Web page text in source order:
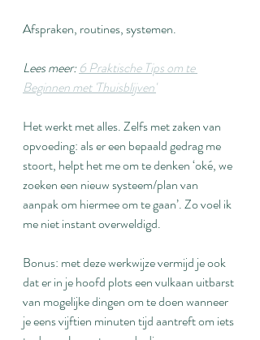
Afspraken, routines, systemen.
Lees meer: 6 Praktische Tips om te
Beginnen met 'Thuisblijven'
Het werkt met alles. Zelfs met zaken van
opvoeding: als er een bepaald gedrag me
stoort, helpt het me om te denken ‘oké, we
zoeken een nieuw systeem/plan van
aanpak om hiermee om te gaan’. Zo voel ik
me niet instant overweldigd.
Bonus: met deze werkwijze vermijd je ook
dat er in je hoofd plots een vulkaan uitbarst
van mogelijke dingen om te doen wanneer
je eens vijftien minuten tijd aantreft om iets